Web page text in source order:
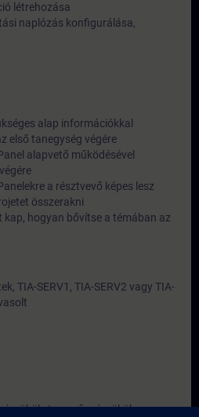
létrehozása
naplózás konfigurálása,
alap információkkal
első tanegység végére
alapvető működésével
a résztvevő képes lesz
összerakni
hogyan bővítse a témában az
TIA-SERV1, TIA-SERV2 vagy TIA-
tervező mérnökök,